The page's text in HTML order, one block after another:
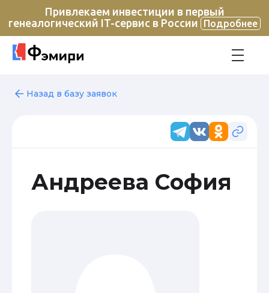
Привлекаем инвестиции в первый
генеалогический IT-сервис в России
Подробнее
Назад в базу заявок
Андреева София